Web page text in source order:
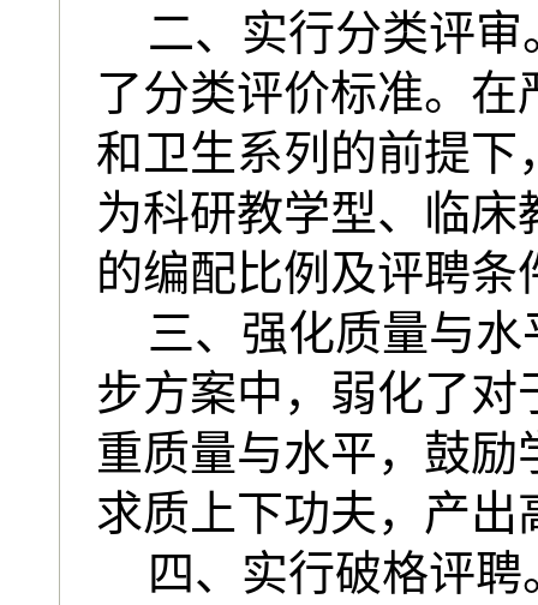
二、实行分类评
了分类评价标准。
和卫生系列的前提下
为科研教学型、临
的编配比例及评聘
三、强化质量与
步方案中，弱化了
重质量与水平，鼓
求质上下功夫，产出
四、实行破格评